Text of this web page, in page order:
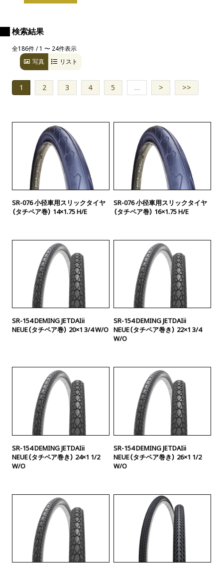
検索結果
全186件 / 1 〜 24件表示
写真
リスト
1 2 3 4 5 … > >>
SR-076 小径車用スリックタイヤ
（タチペア巻） 14×1.75 H/E
SR-076 小径車用スリックタイヤ
（タチペア巻） 16×1.75 H/E
SR-154 DEMING JETDAIii
NEUE（タチペア巻） 20×1 3/4 W/O
SR-154 DEMING JETDAIii
NEUE（タチペア巻き） 22×1 3/4
W/O
SR-154 DEMING JETDAIii
NEUE（タチペア巻き） 24×1 1/2
W/O
SR-154 DEMING JETDAIii
NEUE（タチペア巻き） 26×1 1/2
W/O